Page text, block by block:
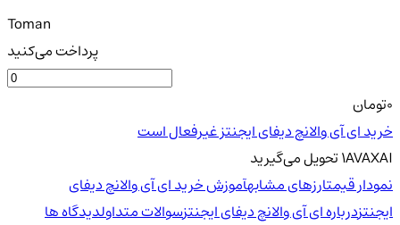
Toman
پرداخت می‌کنید
تومان
خرید ای آی والانچ دیفای ایجنتز غیرفعال است
1AVAXAIتحویلمی‌گیرید
نمودار قیمتارزهای مشابهآموزش خرید ای آی والانچ دیفای
ایجنتزدرباره ای آی والانچ دیفای ایجنتزسوالات متداولدیدگاه ها